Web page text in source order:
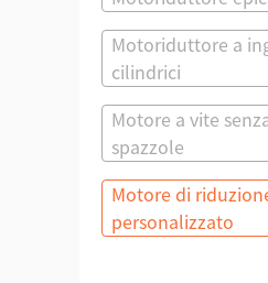
Motoriduttore a
cilindrici
Motore a vite
spazzole
Motore di
personalizzato